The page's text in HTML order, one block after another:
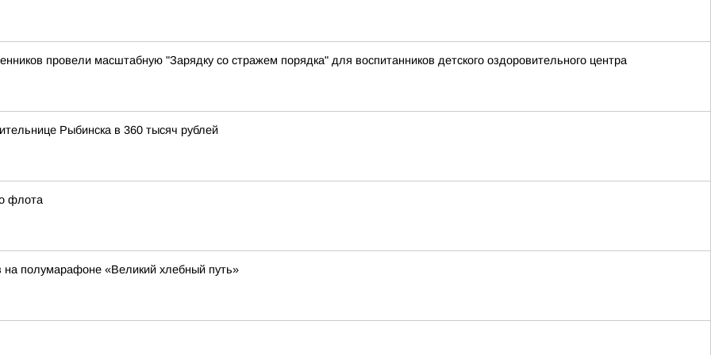
провели масштабную "Зарядку со стражем порядка" для воспитанников детского оздоровительного центра
Рыбинска в 360 тысяч рублей
флота
полумарафоне «Великий хлебный путь»